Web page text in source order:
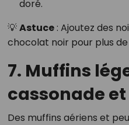
doré.
💡Astuce: Ajoutez des
chocolat noir pour plus
7. Muffins
cassonade
Des muffins aériens et